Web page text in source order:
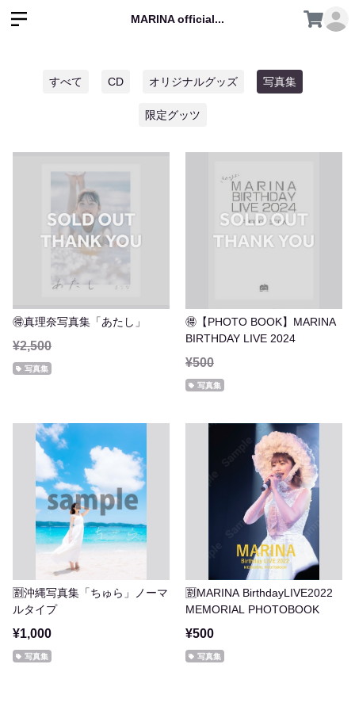
MARINA official...
すべて CD オリジナルグッズ 写真集
限定グッツ
🉐真理奈写真集「あたし」
¥2,500
写真集
🉐【PHOTO BOOK】MARINA
BIRTHDAY LIVE 2024
¥500
写真集
🈹沖縄写真集「ちゅら」ノーマ
ルタイプ
¥1,000
写真集
🈹MARINA BirthdayLIVE2022
MEMORIAL PHOTOBOOK
¥500
写真集